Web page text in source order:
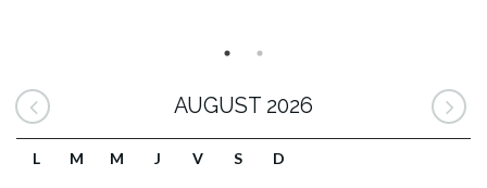
AUGUST 2026
L M M J V S D